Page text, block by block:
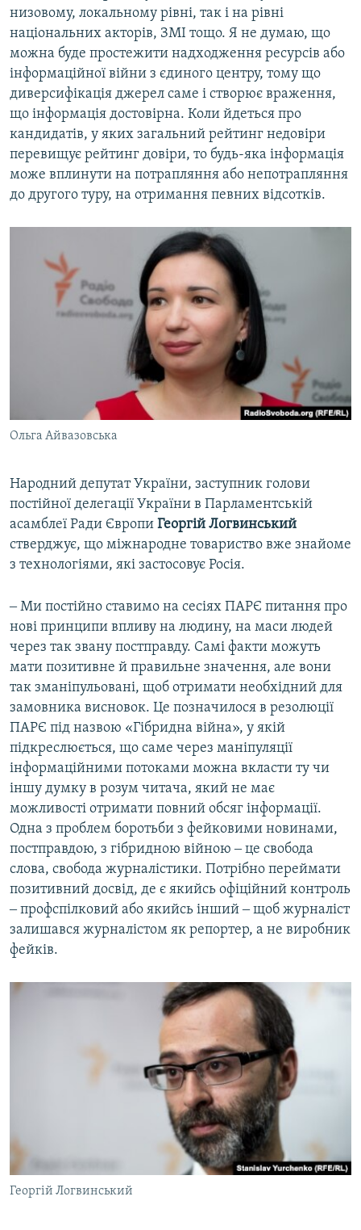
низовому, локальному рівні, так і на рівні
національних акторів, ЗМІ тощо. Я не думаю, що
можна буде простежити надходження ресурсів або
інформаційної війни з єдиного центру, тому що
диверсифікація джерел саме і створює враження,
що інформація достовірна. Коли йдеться про
кандидатів, у яких загальний рейтинг недовіри
перевищує рейтинг довіри, то будь-яка інформація
може вплинути на потрапляння або непотрапляння
до другого туру, на отримання певних відсотків.
Ольга Айвазовська
Народний депутат України, заступник голови
постійної делегації України в Парламентській
асамблеї Ради Європи Георгій Логвинський
стверджує, що міжнародне товариство вже знайоме
з технологіями, які застосовує Росія.
‒ Ми постійно ставимо на сесіях ПАРЄ питання про
нові принципи впливу на людину, на маси людей
через так звану постправду. Самі факти можуть
мати позитивне й правильне значення, але вони
так зманіпульовані, щоб отримати необхідний для
замовника висновок. Це позначилося в резолюції
ПАРЄ під назвою «Гібридна війна», у якій
підкреслюється, що саме через маніпуляції
інформаційними потоками можна вкласти ту чи
іншу думку в розум читача, який не має
можливості отримати повний обсяг інформації.
Одна з проблем боротьби з фейковими новинами,
постправдою, з гібридною війною ‒ це свобода
слова, свобода журналістики. Потрібно переймати
позитивний досвід, де є якийсь офіційний контроль
‒ профспілковий або якийсь інший ‒ щоб журналіст
залишався журналістом як репортер, а не виробник
фейків.
Георгій Логвинський